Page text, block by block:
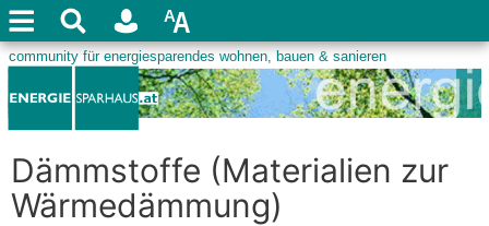
Dämmstoffe (Materialien zur
Wärmedämmung)